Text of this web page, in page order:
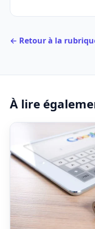
← Retour à la
À lire